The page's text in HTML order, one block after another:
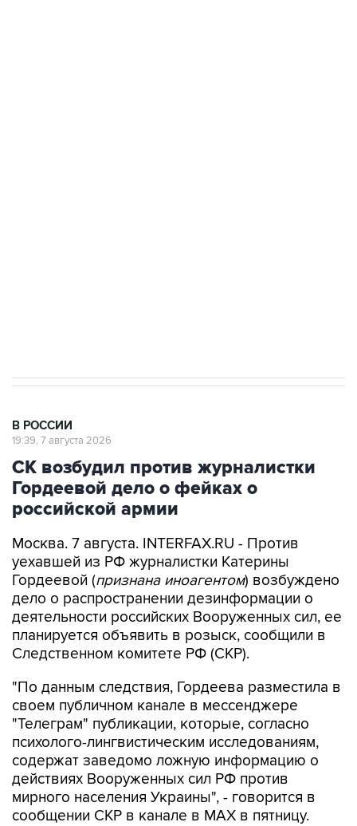
В РОССИИ
19:39, 7 августа 2026
СК возбудил против журналистки
Гордеевой дело о фейках о
российской армии
Москва. 7 августа. INTERFAX.RU - Против
уехавшей из РФ журналистки Катерины
Гордеевой (признана иноагентом) возбуждено
дело о распространении дезинформации о
деятельности российских Вооруженных сил, ее
планируется объявить в розыск, сообщили в
Следственном комитете РФ (СКР).
"По данным следствия, Гордеева разместила в
своем публичном канале в мессенджере
"Телеграм" публикации, которые, согласно
психолого-лингвистическим исследованиям,
содержат заведомо ложную информацию о
действиях Вооруженных сил РФ против
мирного населения Украины", - говорится в
сообщении СКР в канале в MAX в пятницу.